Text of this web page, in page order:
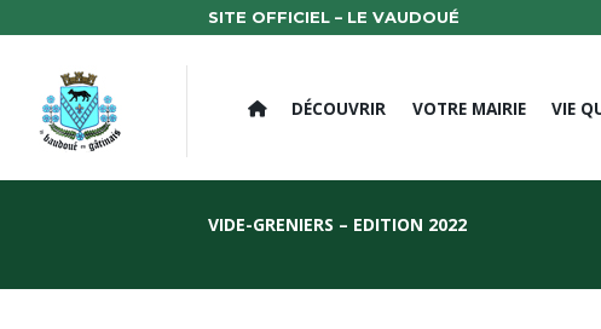
SITE OFFICIEL – LE VAUDOUÉ
DÉCOUVRIR VOTRE MAIRIE VIE
VIDE-GRENIERS – EDITION 2022